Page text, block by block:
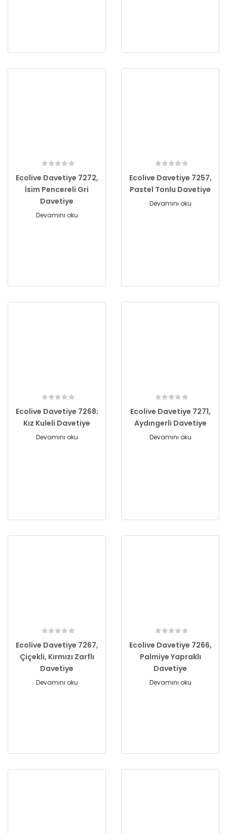
Ecolive Davetiye 7272,
İsim Pencereli Gri
Davetiye
Devamını oku
Ecolive Davetiye 7257,
Pastel Tonlu Davetiye
Devamını oku
Ecolive Davetiye 7268;
Kız Kuleli Davetiye
Devamını oku
Ecolive Davetiye 7271,
Aydıngerli Davetiye
Devamını oku
Ecolive Davetiye 7267,
Çiçekli, Kırmızı Zarflı
Davetiye
Devamını oku
Ecolive Davetiye 7266,
Palmiye Yapraklı
Davetiye
Devamını oku